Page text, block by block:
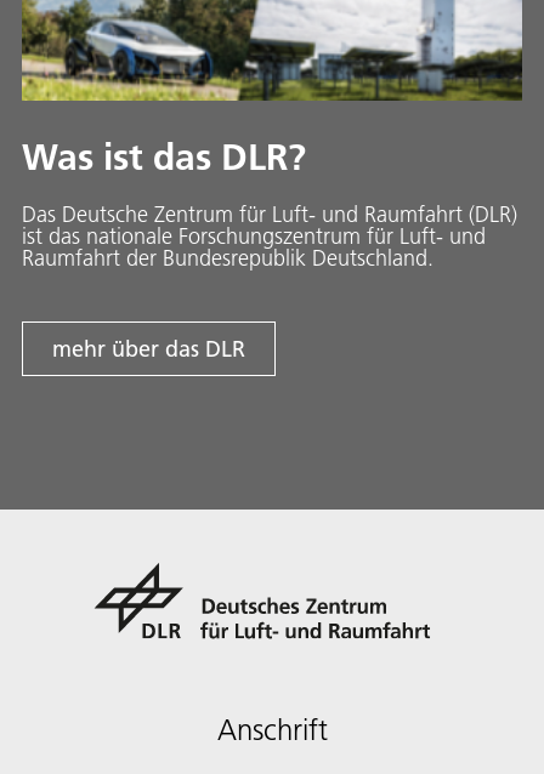
Was ist das DLR?
Das Deutsche Zentrum für Luft- und Raumfahrt (DLR)
ist das nationale Forschungszentrum für Luft- und
Raumfahrt der Bundesrepublik Deutschland.
mehr über das DLR
Anschrift